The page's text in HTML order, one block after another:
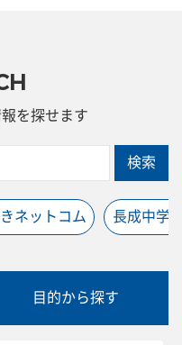
を探せます
検索
ネットコム 長成中学
目的から探す